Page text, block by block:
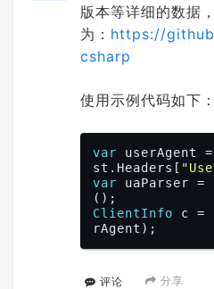
版本等详细的数据
为： https://
csharp
使用示例代码如下：
var userAgent
st.Headers[
var uaParser =
ClientInfo c =
评论 分享